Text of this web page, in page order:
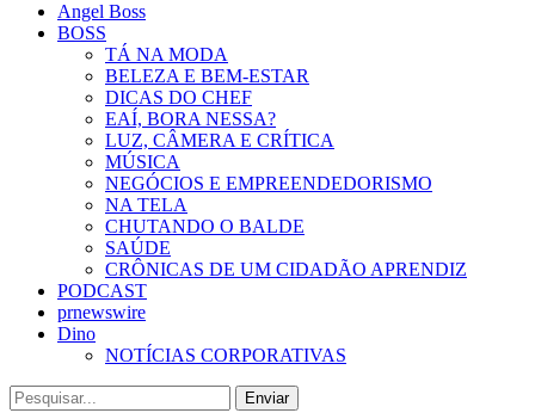
Angel Boss
BOSS
TÁ NA MODA
BELEZA E BEM-ESTAR
DICAS DO CHEF
EAÍ, BORA NESSA?
LUZ, CÂMERA E CRÍTICA
MÚSICA
NEGÓCIOS E EMPREENDEDORISMO
NA TELA
CHUTANDO O BALDE
SAÚDE
CRÔNICAS DE UM CIDADÃO APRENDIZ
PODCAST
prnewswire
Dino
NOTÍCIAS CORPORATIVAS
Enviar